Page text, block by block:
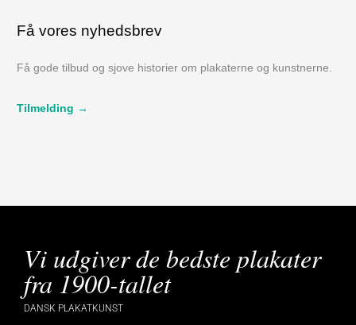
Få vores nyhedsbrev
Få gode tilbud og sjove historier om plakaterne og kunstnerne.
Tilmelding →
Vi udgiver de bedste plakater
fra 1900-tallet
DANSK PLAKATKUNST